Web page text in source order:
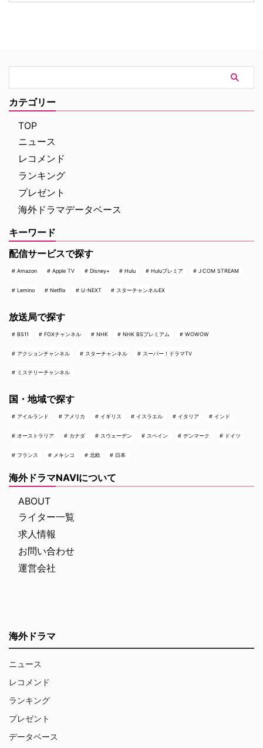
ル・セノット（『ボトムス ～最
作・製作総指揮・主演を兼任する
『I Love LA』は、ロサンゼルス
を舞台に人生と恋を模索する野心
溢れる友人グループを描く話題
（土）18時より独占日本初放送さ
放送される。 新ヒロイン・エリ
ザの登場と波乱の最終章 『プロ
は、犯罪者の心理を読み解くプロ
カテゴリー
TOP
ニュース
レコメンド
ランキング
プレゼント
海外ドラマデータベース
キーワード
配信サービスで探す
Amazon Apple TV Disney+ Hulu Huluプレミア J:COM STREAM
Lemino Netflix U-NEXT スターチャンネルEX
放送局で探す
BS11 FOXチャンネル NHK NHK BSプレミアム WOWOW
アクションチャンネル スターチャンネル スーパー！ドラマTV
ミステリーチャンネル
国・地域で探す
アイルランド アメリカ イギリス イスラエル イタリア インド
オーストラリア カナダ スウェーデン スペイン デンマーク ドイツ
フランス メキシコ 北欧 日本
海外ドラマNAVIについて
ABOUT
ライター一覧
求人情報
お問い合わせ
運営会社
海外ドラマ
ニュース
レコメンド
ランキング
プレゼント
データベース